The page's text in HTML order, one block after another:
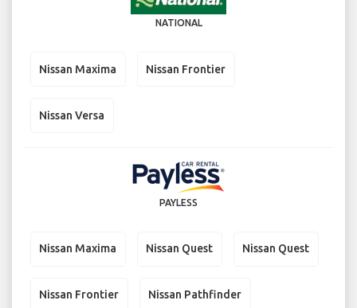
NATIONAL
Nissan Maxima Nissan Frontier
Nissan Versa
PAYLESS
Nissan Maxima Nissan Quest Nissan Quest
Nissan Frontier Nissan Pathfinder